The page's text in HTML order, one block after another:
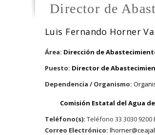
Director de
Luis Fernando Horner
Área: Dirección de
Puesto: Director de
Dependencia / Organismo:
Comisión Estatal del Agua de
Teléfono(s): Teléfono 33 3030 9200
Correo Electrónico: